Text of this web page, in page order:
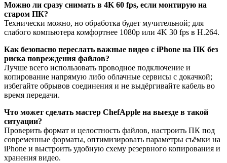
Можно ли сразу снимать в 4K 60 fps, если монтирую на
старом ПК?
Технически можно, но обработка будет мучительной; для
слабого компьютера комфортнее 1080p или 4K 30 fps в H.264.
Как безопасно переслать важные видео с iPhone на ПК без
риска повреждения файлов?
Лучше всего использовать проводное подключение и
копирование напрямую либо облачные сервисы с докачкой;
избегайте обрывов соединения и не выдёргивайте кабель во
время передачи.
Что может сделать мастер ChefApple на выезде в такой
ситуации?
Проверить формат и целостность файлов, настроить ПК под
современные форматы, оптимизировать параметры съёмки на
iPhone и выстроить удобную схему резервного копирования и
хранения видео.